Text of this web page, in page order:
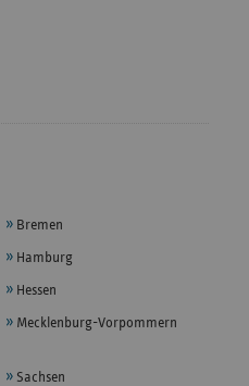
Bremen
Hamburg
Hessen
Mecklenburg-Vorpommern
Sachsen